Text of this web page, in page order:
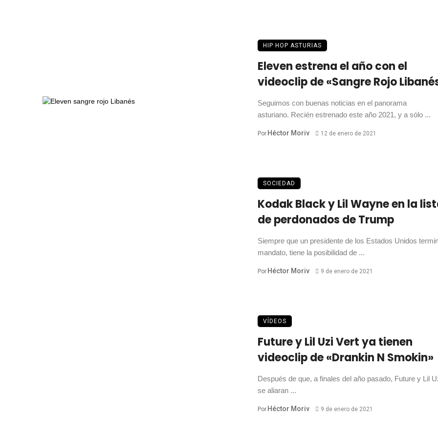
HIP HOP ASTURIAS
Eleven estrena el año con el
videoclip de «Sangre Rojo
Seguimos con buenas noticias en el panorama
asturiano. Recién estrenado este año 2021, y a sólo ...
Por Héctor Moriv 12 de enero de 2021
SOCIEDAD
Kodak Black y Lil Wayne en la
de perdonados de Trump
Siempre que un presidente de los Estados Unidos
mandato, tiene la posibilidad de ...
Por Héctor Moriv 9 de enero de 2021
VÍDEOS
Future y Lil Uzi Vert ya tienen
videoclip de «Drankin N Smokin»
Después de que, a finales del año pasado, Future y Lil
se aliaran ...
Por Héctor Moriv 9 de enero de 2021